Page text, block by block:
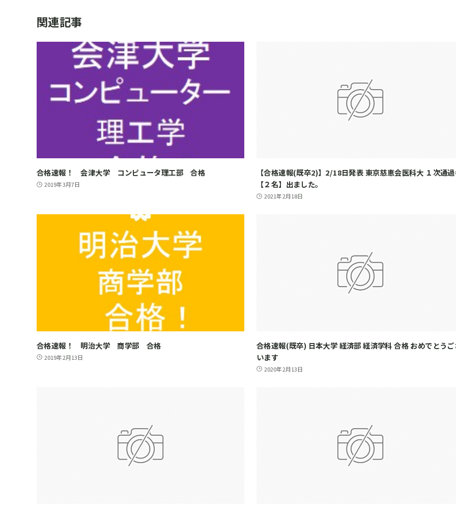
関連記事
合格速報！ 会津大学 コンピュータ理工部 合格
2019年3月7日
【合格速報(既卒2)】2/18日発表 東京慈恵会医科大 １次通
【２名】出ました。
2021年2月18日
合格速報！ 明治大学 商学部 合格
2019年2月13日
合格速報(既卒) 日本大学 経済部 経済学科 合格 おめでとう
います
2020年2月13日